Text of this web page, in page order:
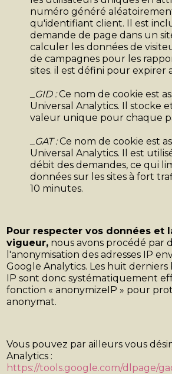
numéro généré
qu'identifiant client. Il est
demande de page dans un
calculer les données de
de campagnes pour les
sites. il est défini pour expirer
_GID :Ce nom de cookie est
Universal Analytics. Il stocke
valeur unique pour chaque
_GAT :Ce nom de cookie est
Universal Analytics. Il est
débit des demandes, ce qui
données sur les sites à fort
10 minutes.
Pour respecter vos données et
vigueur, nous avons procédé par
l'anonymisation des adresses IP
Google Analytics. Les huit derniers
IP sont donc systématiquement
fonction « anonymizeIP » pour
anonymat.
Vous pouvez par ailleurs vous
Analytics :
https://tools.google.com/dlpage/